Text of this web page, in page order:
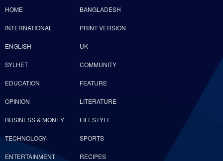
HOME BANGLADESH
INTERNATIONAL PRINT VERSION
ENGLISH UK
SYLHET COMMUNITY
EDUCATION FEATURE
OPINION LITERATURE
BUSINESS & MONEY LIFESTYLE
TECHNOLOGY SPORTS
ENTERTAINMENT RECIPES